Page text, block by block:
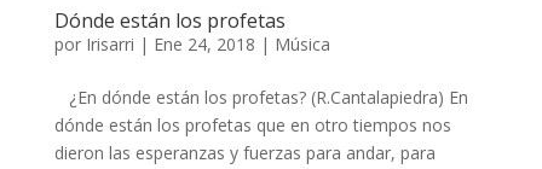
Dónde están los profetas
por Irisarri | Ene 24, 2018 | Música
¿En dónde están los profetas? (R.Cantalapiedra) En
dónde están los profetas que en otro tiempos nos
dieron las esperanzas y fuerzas para andar, para